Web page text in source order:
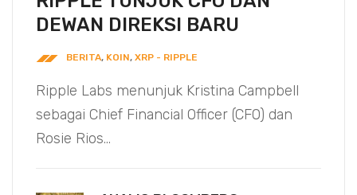
DEWAN DIREKSI BARU
BERITA, KOIN, XRP - RIPPLE
Ripple Labs menunjuk Kristina Campbell
sebagai Chief Financial Officer (CFO) dan
Rosie Rios...